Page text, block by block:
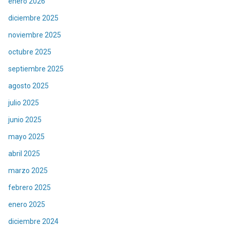
diciembre 2025
noviembre 2025
octubre 2025
septiembre 2025
agosto 2025
julio 2025
junio 2025
mayo 2025
abril 2025
marzo 2025
febrero 2025
enero 2025
diciembre 2024